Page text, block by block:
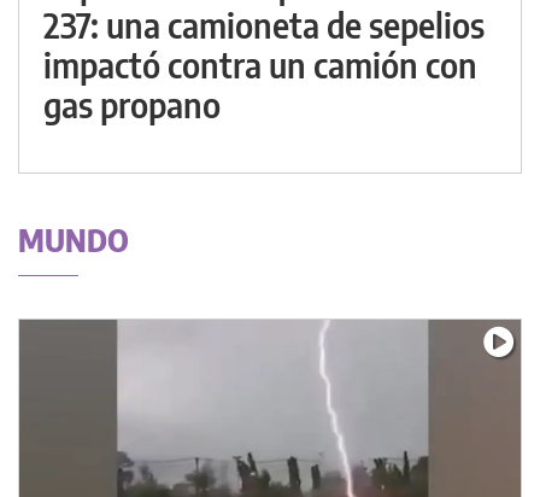
237: una camioneta de sepelios
impactó contra un camión con
gas propano
MUNDO